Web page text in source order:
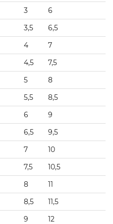
3
6
3,5
6,5
4
7
4,5
7,5
5
8
5,5
8,5
6
9
6,5
9,5
7
10
7,5
10,5
8
11
8,5
11,5
9 12